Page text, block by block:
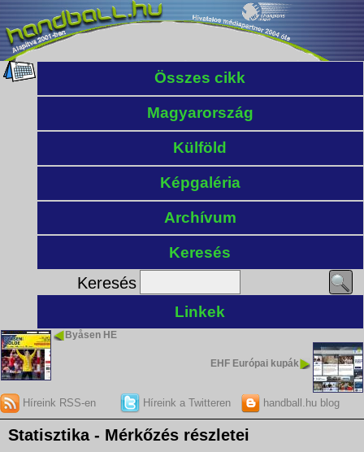
Összes cikk
Magyarország
Külföld
Képgaléria
Archívum
Keresés
Keresés
Linkek
Byåsen HE
EHF Európai kupák
Híreink RSS-en Híreink a Twitteren handball.hu blog
Statisztika - Mérkőzés részletei